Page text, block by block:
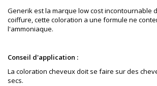
Generik est la marque low cost incontournable
coiffure, cette coloration a une formule ne
l'ammoniaque.
Conseil d'application :
La coloration cheveux doit se faire sur des
secs.